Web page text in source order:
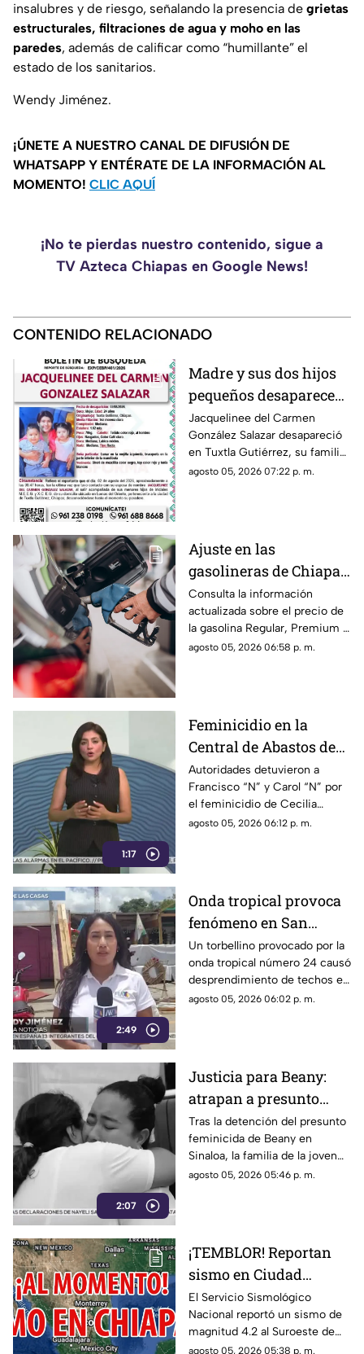
insalubres y de riesgo, señalando la presencia de grietas
estructurales, filtraciones de agua y moho en las
paredes, además de calificar como “humillante” el
estado de los sanitarios.
Wendy Jiménez.
¡ÚNETE A NUESTRO CANAL DE DIFUSIÓN DE
WHATSAPP Y ENTÉRATE DE LA INFORMACIÓN AL
MOMENTO! CLIC AQUÍ
¡No te pierdas nuestro contenido, sigue a
TV Azteca Chiapas en Google News!
CONTENIDO RELACIONADO
Madre y sus dos hijos
pequeños desaparecen
en Tuxtla Gutiérrez ¡Su
esposo levantó una
ficha de busqueda!
Jacquelinee del Carmen
González Salazar desapareció
en Tuxtla Gutiérrez, su familia
lo busca, por lo que han
agosto 05, 2026 07:22 p. m.
Ajuste en las
gasolineras de Chiapas:
Precio de la Magna,
Premium y Diésel este
jueves 6 de agosto
Consulta la información
actualizada sobre el precio de
la gasolina Regular, Premium y
Diésel en las estaciones de
agosto 05, 2026 06:58 p. m.
1:17
Feminicidio en la
Central de Abastos de
Comitán: capturan a
dos implicados, una
detención ocurrió en
Jalisco
Autoridades detuvieron a
Francisco “N” y Carol “N” por
el feminicidio de Cecilia
Viviana en Comitán. La Fiscalía
agosto 05, 2026 06:12 p. m.
2:49
Onda tropical provoca
fenómeno en San
Cristóbal: torbellino
desprende techos de
locales y derriba
árboles
Un torbellino provocado por la
onda tropical número 24 causó
desprendimiento de techos en
un mercado y la caída de
agosto 05, 2026 06:02 p. m.
2:07
Justicia para Beany:
atrapan a presunto
f3minic1da en Sinaloa
y exigen investigar red
de complicidad
Tras la detención del presunto
feminicida de Beany en
Sinaloa, la familia de la joven
exige la pena máxima y
agosto 05, 2026 05:46 p. m.
¡TEMBLOR! Reportan
sismo en Ciudad
Hidalgo, Chiapas, hoy 5
de agosto del 2026
El Servicio Sismológico
Nacional reportó un sismo de
magnitud 4.2 al Suroeste de
Ciudad Hidalgo, Chiapas. Aquí
agosto 05, 2026 05:38 p. m.